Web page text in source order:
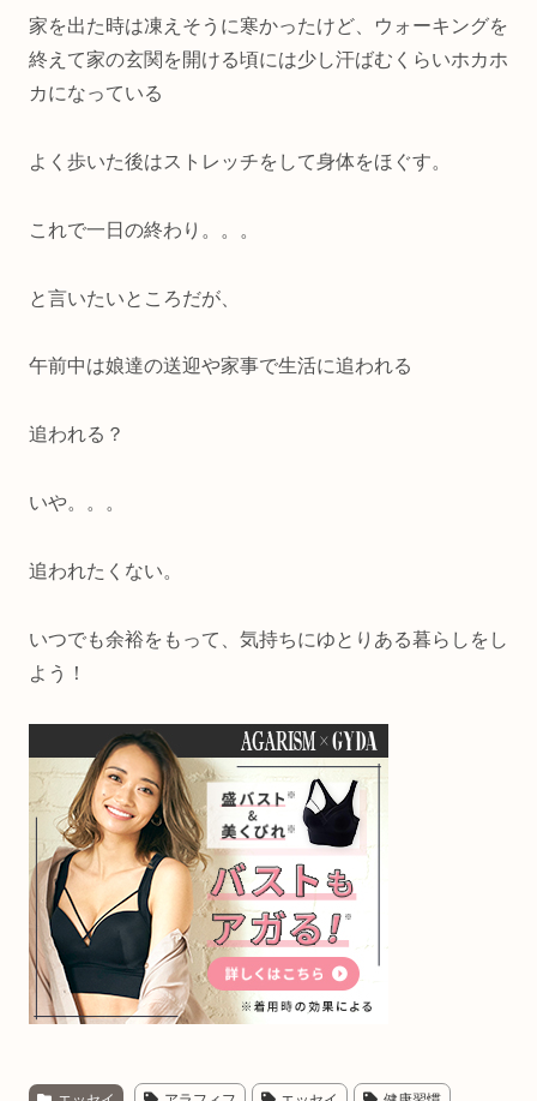
家を出た時は凍えそうに寒かったけど、ウォーキングを
終えて家の玄関を開ける頃には少し汗ばむくらいホカホ
カになっている
よく歩いた後はストレッチをして身体をほぐす。
これで一日の終わり。。。
と言いたいところだが、
午前中は娘達の送迎や家事で生活に追われる
追われる？
いや。。。
追われたくない。
いつでも余裕をもって、気持ちにゆとりある暮らしをし
よう！